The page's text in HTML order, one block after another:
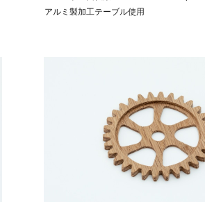
アルミ製加工テーブル使用